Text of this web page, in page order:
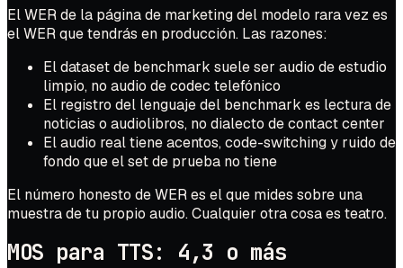
El WER de la página de marketing del modelo rara vez es
el WER que tendrás en producción. Las razones:
El dataset de benchmark suele ser audio de estudio
limpio, no audio de codec telefónico
El registro del lenguaje del benchmark es lectura de
noticias o audiolibros, no dialecto de contact center
El audio real tiene acentos, code-switching y ruido de
fondo que el set de prueba no tiene
El número honesto de WER es el que mides sobre una
muestra de tu propio audio. Cualquier otra cosa es teatro.
MOS para TTS: 4,3 o más